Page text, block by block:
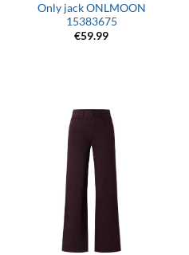
Only jack ONLMOON
15383675
€59.99